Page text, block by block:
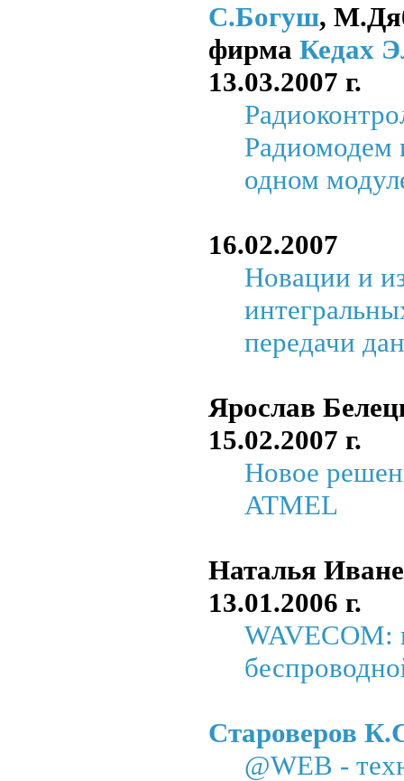
С.Богуш,
фирма Кедах
13.03.2007 г.
Радиомодем
одном
16.02.2007
Новации и
передачи
Ярослав
15.02.2007 г.
Новое
ATMEL
Наталья
13.01.2006 г.
WAVECOM:
Староверов
@WEB -